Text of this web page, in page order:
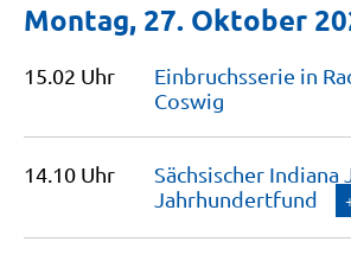
Montag, 27. Oktober
15.02 Uhr
Einbruchsserie in
Coswig
14.10 Uhr
Sächsischer Indiana
Jahrhundertfund